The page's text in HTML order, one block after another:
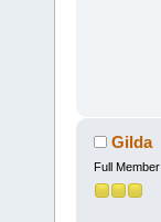
Gilda
Full Member